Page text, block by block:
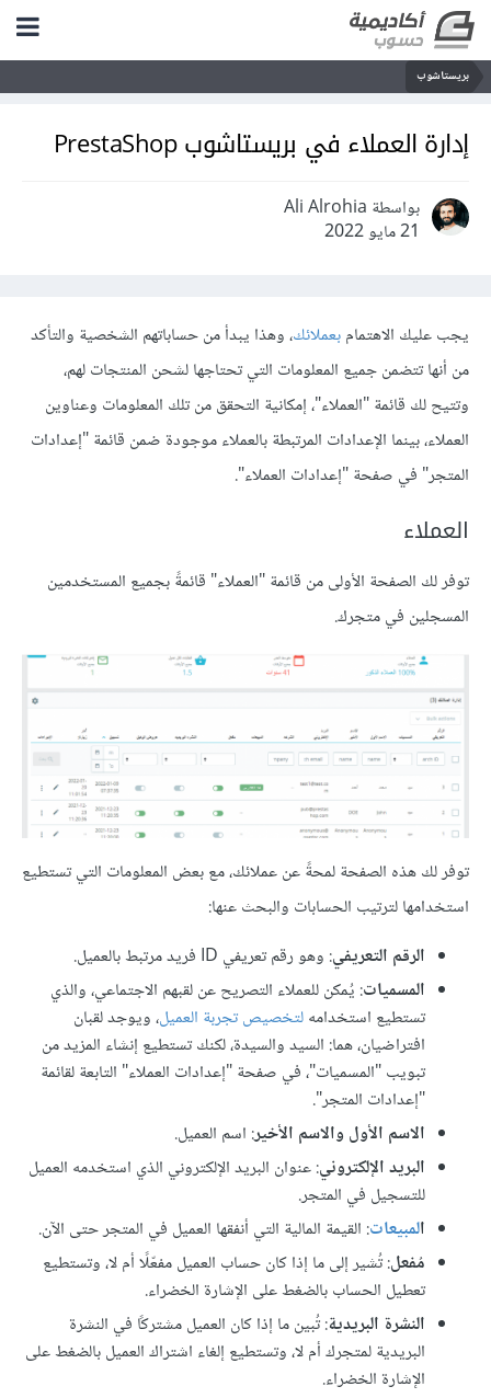
بريستاشوب
إدارة العملاء في بريستاشوب PrestaShop
بواسطة Ali Alrohia
21 مايو 2022
يجب عليك الاهتمامبعملائك، وهذا يبدأ من حساباتهم الشخصية والتأكد
من أنها تتضمن جميع المعلومات التي تحتاجها لشحن المنتجات لهم،
وتتيح لك قائمة "العملاء"، إمكانية التحقق من تلك المعلومات وعناوين
العملاء، بينما الإعدادات المرتبطة بالعملاء موجودة ضمن قائمة "إعدادات
المتجر" في صفحة "إعدادات العملاء".
العملاء
توفر لك الصفحة الأولى من قائمة "العملاء" قائمةً بجميع المستخدمين
المسجلين في متجرك.
توفر لك هذه الصفحة لمحةً عن عملائك، مع بعض المعلومات التي تستطيع
استخدامها لترتيب الحسابات والبحث عنها:
الرقم التعريفي: وهو رقم تعريفي ID فريد مرتبط بالعميل.
المسميات: يُمكن للعملاء التصريح عن لقبهم الاجتماعي، والذي
تستطيع استخدامهلتخصيص تجربة العميل، ويوجد لقبان
افتراضيان، هما: السيد والسيدة، لكنك تستطيع إنشاء المزيد من
تبويب "المسميات"، في صفحة "إعدادات العملاء" التابعة لقائمة
"إعدادات المتجر".
الاسم الأول والاسم الأخير: اسم العميل.
البريد الإلكتروني: عنوان البريد الإلكتروني الذي استخدمه العميل
للتسجيل في المتجر.
المبيعات: القيمة المالية التي أنفقها العميل في المتجر حتى الآن.
مُفعل: تُشير إلى ما إذا كان حساب العميل مفعّلًا أم لا، وتستطيع
تعطيل الحساب بالضغط على الإشارة الخضراء.
النشرة البريدية: تُبين ما إذا كان العميل مشتركًا في النشرة
البريدية لمتجرك أم لا، وتستطيع إلغاء اشتراك العميل بالضغط على
الإشارة الخضراء.